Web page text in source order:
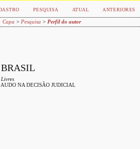
PESQUISA ATUAL ANTERIORES
Capa > Pesquisa > Perfil do autor
NA DECISÃO JUDICIAL